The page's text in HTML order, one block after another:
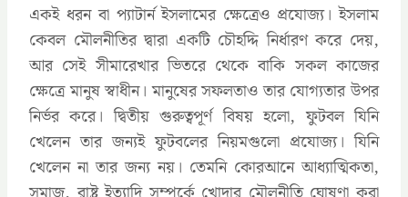
একই ধরন বা প্যাটার্ন ইসলামের ক্ষেত্রেও প্রযোজ্য। ইসলাম
কেবল মৌলনীতির দ্বারা একটি চৌহদ্দি নির্ধারণ করে দেয়,
আর সেই সীমারেখার ভিতরে থেকে বাকি সকল কাজের
ক্ষেত্রে মানুষ স্বাধীন। মানুষের সফলতাও তার যোগ্যতার উপর
নির্ভর করে। দ্বিতীয় গুরুত্বপূর্ণ বিষয় হলো, ফুটবল যিনি
খেলেন তার জন্যই ফুটবলের নিয়মগুলো প্রযোজ্য। যিনি
খেলেন না তার জন্য নয়। তেমনি কোরআনে আধ্যাত্মিকতা,